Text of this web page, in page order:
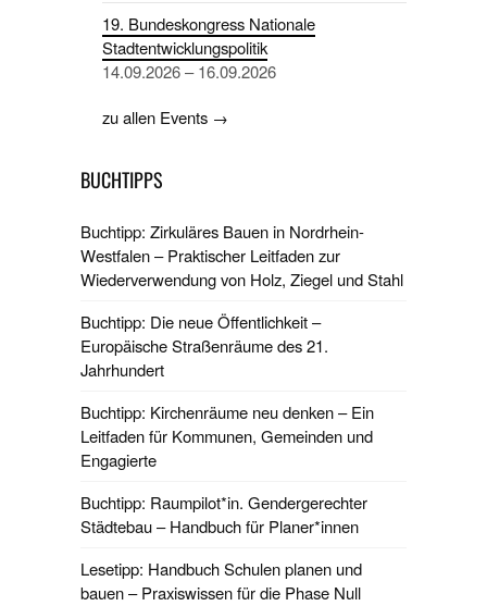
19. Bundeskongress Nationale
Stadtentwicklungspolitik
14.09.2026 – 16.09.2026
zu allen Events →
BUCHTIPPS
Buchtipp: Zirkuläres Bauen in Nordrhein-
Westfalen – Praktischer Leitfaden zur
Wiederverwendung von Holz, Ziegel und Stahl
Buchtipp: Die neue Öffentlichkeit –
Europäische Straßenräume des 21.
Jahrhundert
Buchtipp: Kirchenräume neu denken – Ein
Leitfaden für Kommunen, Gemeinden und
Engagierte
Buchtipp: Raumpilot*in. Gendergerechter
Städtebau – Handbuch für Planer*innen
Lesetipp: Handbuch Schulen planen und
bauen – Praxiswissen für die Phase Null